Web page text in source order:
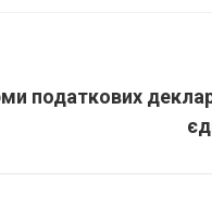
податкових